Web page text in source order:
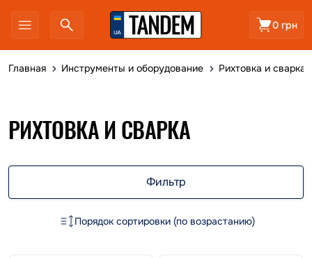
0 грн
Главная Инструменты и оборудование Рихтовка и сварка
РИХТОВКА И СВАРКА
Фильтр
Порядок сортировки (по возрастанию)